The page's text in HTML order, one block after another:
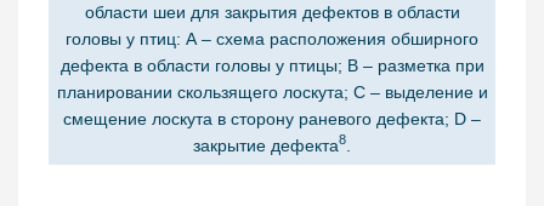
области шеи для закрытия дефектов в области
головы у птиц: А – схема расположения обширного
дефекта в области головы у птицы; B – разметка при
планировании скользящего лоскута; C – выделение и
смещение лоскута в сторону раневого дефекта; D –
закрытие дефекта8